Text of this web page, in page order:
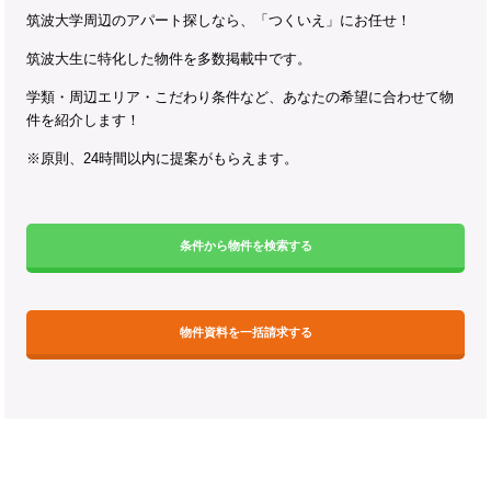
筑波大学周辺のアパート探しなら、「つくいえ」にお任せ！
筑波大生に特化した物件を多数掲載中です。
学類・周辺エリア・こだわり条件など、あなたの希望に合わせて物
件を紹介します！
※原則、24時間以内に提案がもらえます。
条件から物件を検索する
物件資料を一括請求する